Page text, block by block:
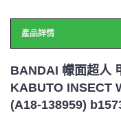
產品詳情
BANDAI 幪面超人
KABUTO INSECT
(A18-138959)